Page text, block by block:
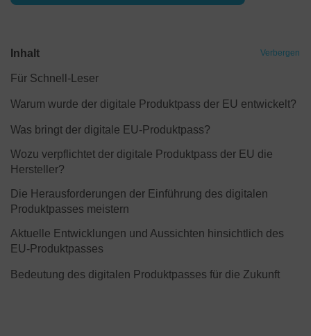
Inhalt Verbergen
Für Schnell-Leser
Warum wurde der digitale Produktpass der EU entwickelt?
Was bringt der digitale EU-Produktpass?
Wozu verpflichtet der digitale Produktpass der EU die
Hersteller?
Die Herausforderungen der Einführung des digitalen
Produktpasses meistern
Aktuelle Entwicklungen und Aussichten hinsichtlich des
EU-Produktpasses
Bedeutung des digitalen Produktpasses für die Zukunft